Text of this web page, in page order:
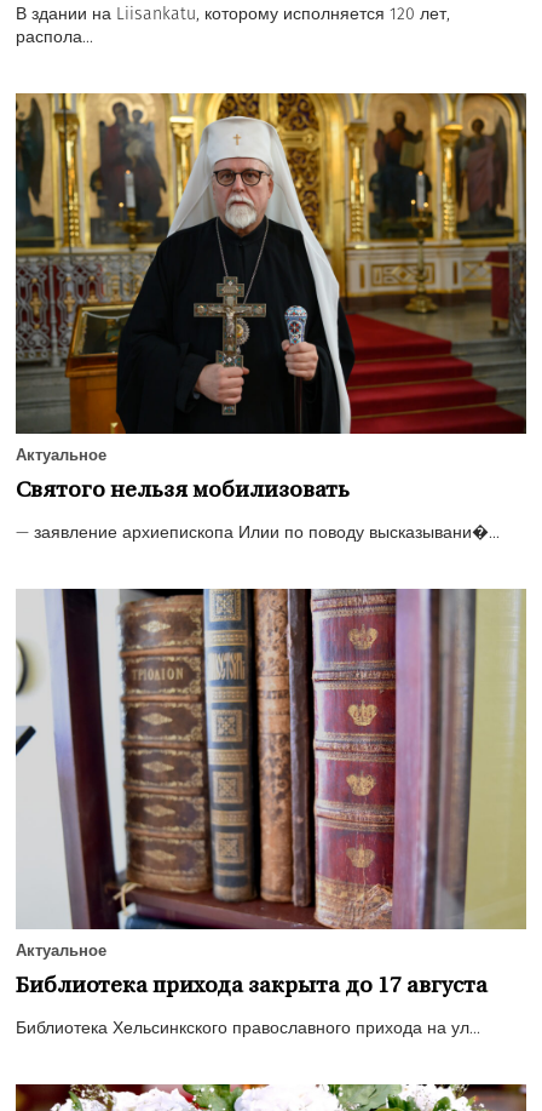
В здании на Liisankatu, которому исполняется 120 лет,
распола...
Актуальное
Святого нельзя мобилизовать
— заявление архиепископа Илии по поводу высказывани�...
Актуальное
Библиотека прихода закрыта до 17 августа
Библиотека Хельсинкского православного прихода на ул...